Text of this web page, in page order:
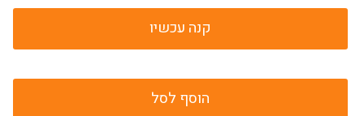
קנה עכשיו
הוסף לסל